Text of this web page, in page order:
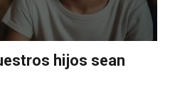
hijos sean